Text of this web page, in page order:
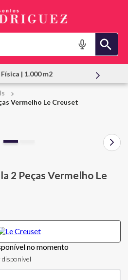
Pessoal
Vermelho Le Creuset
2 Peças Vermelho Le
no momento